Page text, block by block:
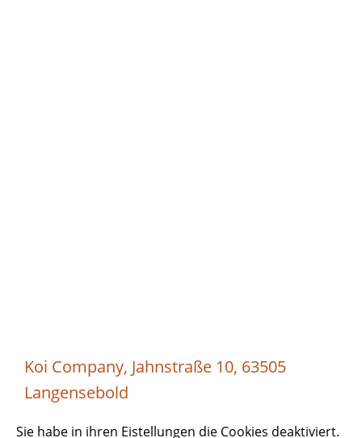
Koi Company, Jahnstraße 10, 63505
Langensebold
Sie habe in ihren Eistellungen die Cookies deaktiviert.